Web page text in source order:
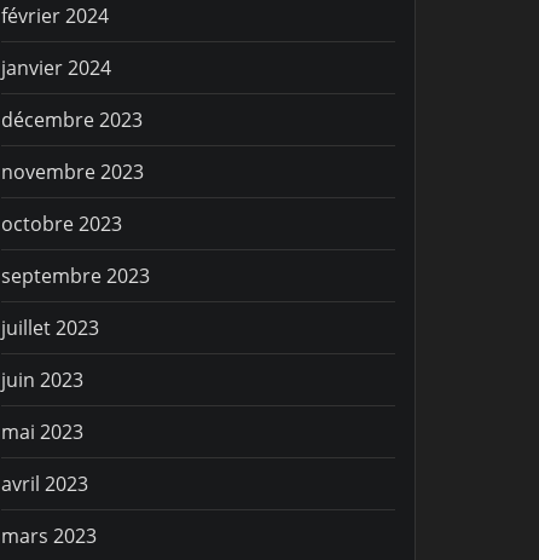
février 2024
janvier 2024
décembre 2023
novembre 2023
octobre 2023
septembre 2023
juillet 2023
juin 2023
mai 2023
avril 2023
mars 2023